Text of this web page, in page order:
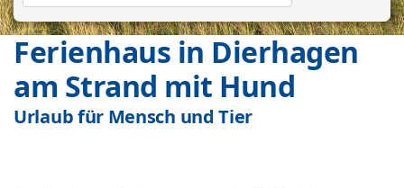
Ferienhaus in Dierhagen
am Strand mit Hund
Urlaub für Mensch und Tier